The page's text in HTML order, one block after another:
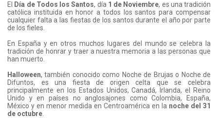
El
Día de Todos los Santos, día 1 de Noviembre, es una tradición
católica instituida en honor a todos los santos para compensar
cualquier falta a las fiestas de los santos durante el año por parte
de los fieles.
En España y en otros muchos lugares del mundo se celebra la
tradición de honrar y traer a nuestra memoria a las personas que
han muerto.
Halloween, también conocido como Noche de Brujas o Noche de
Difuntos, es una fiesta de origen celta que se celebra
principalmente en los Estados Unidos, Canadá, Irlanda, el Reino
Unido y en países no anglosajones como Colombia, España,
México y en menor medida en Centroamérica en la noche del 31
de octubre